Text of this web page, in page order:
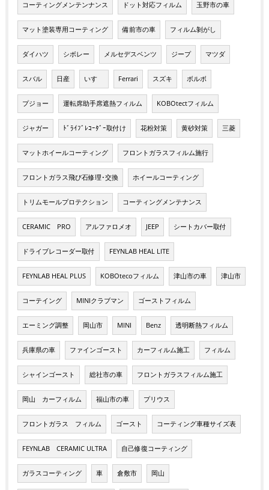
コーティングメンテンナンス ドット対応フィルム 玉野市の車
マット塗装専用コーティング 備前市の車 フィルム剝がし
ダイハツ シボレー メルセデスベンツ ジープ マツダ
スバル 日産 いすゞ Ferrari スズキ ボルボ
プジョー 運転席助手席遮熱フィルム KOBOtectフィルム
ジャガー ﾄﾞﾗｲﾌﾞﾚｺｰﾀﾞｰ取付け 花粉対策 黄砂対策 三菱
マットホイールコーティング フロントガラスフィルム施行
フロントガラス飛び石修理･交換 ホイールコーティング
トリムモールプロテクション コーティングメンテナンス
CERAMIC PRO アルファロメオ JEEP シートカバー取付
ドライブレコーダー取付 FEYNLAB HEAL LITE
FEYNLAB HEAL PLUS KOBOtecoフィルム 津山市の車 津山市
コーテイング MINIクラブマン ゴーストフィルム
エーミング調整 岡山市 MINI Benz 透明断熱フィルム
兵庫県の車 ファインゴースト カーフィルム施工 フィルム
シャインゴースト 総社市の車 フロントガラスフィルム施工
岡山 カーフィルム 福山市の車 プリウス
フロントガラス フィルム ゴースト コーティング車種サイズ表
FEYNLAB CERAMIC ULTRA 自己修復コーティング
ガラスコーティング 車 倉敷市 岡山